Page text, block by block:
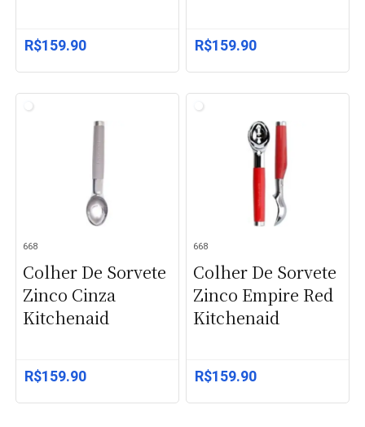
R$159.90 R$159.90
668
Colher De Sorvete
Zinco Cinza
Kitchenaid
R$159.90
668
Colher De Sorvete
Zinco Empire Red
Kitchenaid
R$159.90